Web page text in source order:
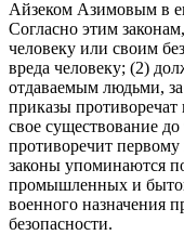
Айзеком Азимовым в
Согласно этим
человеку или своим
вреда человеку; (2)
отдаваемым людьми,
приказы
свое существование
противоречит
законы упоминаются
промышленных и
военного назначения
безопасности.